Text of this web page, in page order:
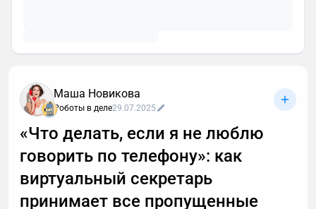
Маша Новикова
Роботы в деле29.07.2025
«Что делать, если я не люблю
говорить по телефону»: как
виртуальный секретарь
принимает все пропущенные